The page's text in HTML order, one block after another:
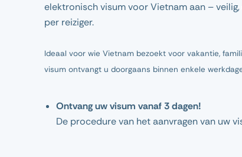
elektronisch visum voor Vietnam aan –
per reiziger.
Ideaal voor wie Vietnam bezoekt voor vakantie,
visum ontvangt u doorgaans binnen enkele
Ontvang uw visum vanaf 3 dagen!
De procedure van het aanvragen van uw